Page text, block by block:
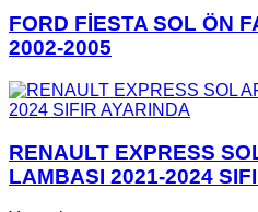
FORD FİESTA SOL ÖN
2002-2005
RENAULT EXPRESS
LAMBASI 2021-2024